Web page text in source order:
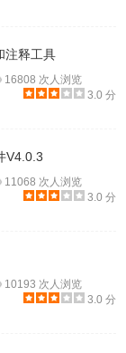
注释工具
16808 次人浏览
3.0 分
V4.0.3
11068 次人浏览
3.0 分
10193 次人浏览
3.0 分